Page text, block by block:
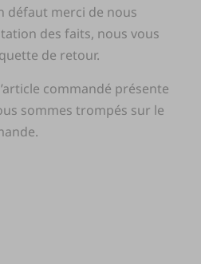
défaut merci de nous
des faits, nous vous
de retour.
commandé présente
sommes trompés sur le